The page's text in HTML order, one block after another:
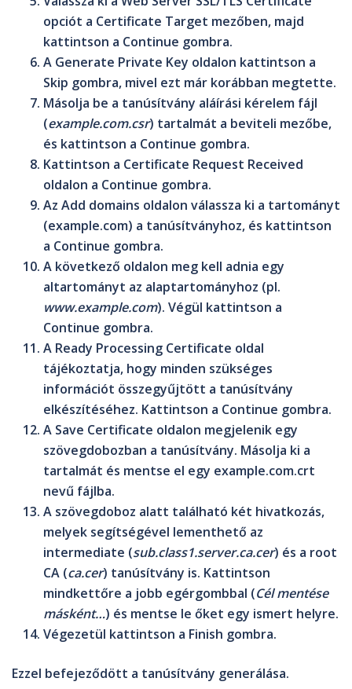
opciót a Certificate Target mezőben, majd
kattintson a Continue gombra.
A Generate Private Key oldalon kattintson a
Skip gombra, mivel ezt már korábban megtette.
Másolja be a tanúsítvány aláírási kérelem fájl
(example.com.csr) tartalmát a beviteli mezőbe,
és kattintson a Continue gombra.
Kattintson a Certificate Request Received
oldalon a Continue gombra.
Az Add domains oldalon válassza ki a tartományt
(example.com) a tanúsítványhoz, és kattintson
a Continue gombra.
A következő oldalon meg kell adnia egy
altartományt az alaptartományhoz (pl.
www.example.com). Végül kattintson a
Continue gombra.
A Ready Processing Certificate oldal
tájékoztatja, hogy minden szükséges
információt összegyűjtött a tanúsítvány
elkészítéséhez. Kattintson a Continue gombra.
A Save Certificate oldalon megjelenik egy
szövegdobozban a tanúsítvány. Másolja ki a
tartalmát és mentse el egy example.com.crt
nevű fájlba.
A szövegdoboz alatt található két hivatkozás,
melyek segítségével lementhető az
intermediate (sub.class1.server.ca.cer) és a root
CA (ca.cer) tanúsítvány is. Kattintson
mindkettőre a jobb egérgombbal (Cél mentése
másként…) és mentse le őket egy ismert helyre.
Végezetül kattintson a Finish gombra.
Ezzel befejeződött a tanúsítvány generálása.